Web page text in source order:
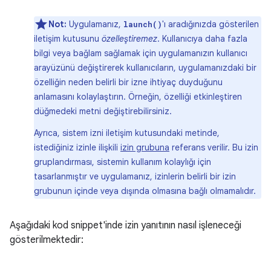
Not: Uygulamanız, launch()'ı aradığınızda gösterilen
iletişim kutusunu özelleştiremez. Kullanıcıya daha fazla
bilgi veya bağlam sağlamak için uygulamanızın kullanıcı
arayüzünü değiştirerek kullanıcıların, uygulamanızdaki bir
özelliğin neden belirli bir izne ihtiyaç duyduğunu
anlamasını kolaylaştırın. Örneğin, özelliği etkinleştiren
düğmedeki metni değiştirebilirsiniz.
Ayrıca, sistem izni iletişim kutusundaki metinde,
istediğiniz izinle ilişkili izin grubuna referans verilir. Bu izin
gruplandırması, sistemin kullanım kolaylığı için
tasarlanmıştır ve uygulamanız, izinlerin belirli bir izin
grubunun içinde veya dışında olmasına bağlı olmamalıdır.
Aşağıdaki kod snippet'inde izin yanıtının nasıl işleneceği
gösterilmektedir: